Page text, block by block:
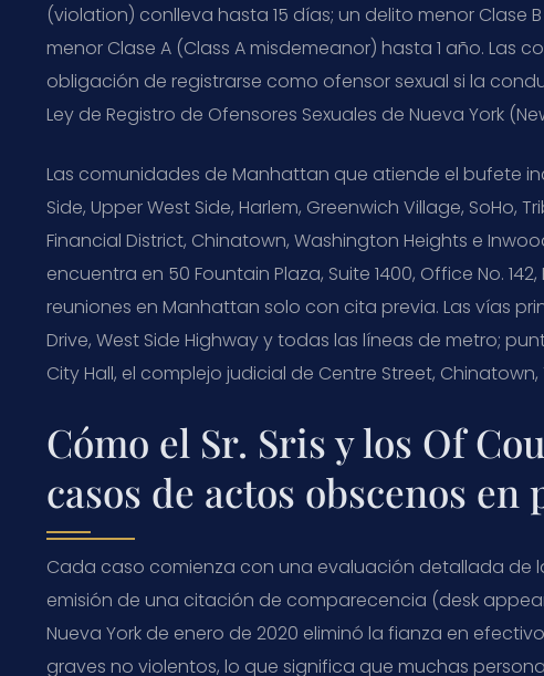
(violation) conlleva hasta 15 días; un delito menor Clase
menor Clase A (Class A misdemeanor) hasta 1 año. Las
obligación de registrarse como ofensor sexual si la
Ley de Registro de Ofensores Sexuales de Nueva York
Las comunidades de Manhattan que atiende el bufete
Side, Upper West Side, Harlem, Greenwich Village, SoHo,
Financial District, Chinatown, Washington Heights e
encuentra en 50 Fountain Plaza, Suite 1400, Office No.
reuniones en Manhattan solo con cita previa. Las vías
Drive, West Side Highway y todas las líneas de metro;
City Hall, el complejo judicial de Centre Street,
Cómo el Sr. Sris y los Of
casos de actos obscenos en
Cada caso comienza con una evaluación detallada de
emisión de una citación de comparecencia (desk
Nueva York de enero de 2020 eliminó la fianza en
graves no violentos, lo que significa que muchas